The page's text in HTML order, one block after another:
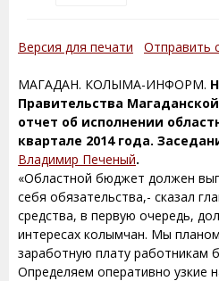
Версия для печати Отправить
МАГАДАН. КОЛЫМА-ИНФОРМ.
Правительства
отчет об исполнении
квартале 2014 года.
Владимир Печеный.
«Областной бюджет должен
себя обязательства,- сказал
средства, в первую очередь,
интересах колымчан. Мы
заработную плату работникам
Определяем оперативно узкие